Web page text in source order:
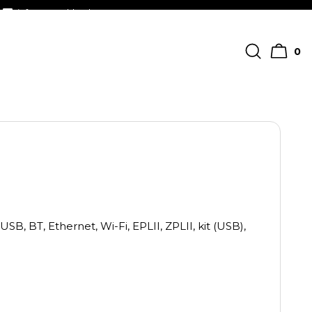
info@streckkodscenter.se
0
BT, Ethernet, Wi-Fi, EPLII, ZPLII, kit (USB),